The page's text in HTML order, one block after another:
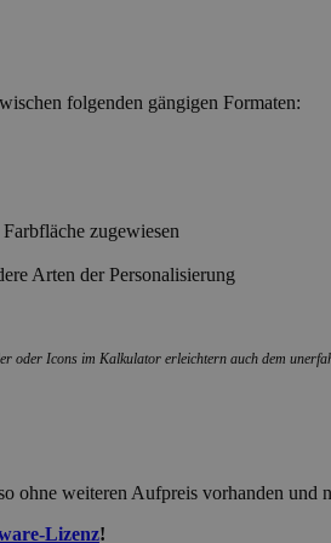
folgenden gängigen Formaten:
zugewiesen
Arten der Personalisierung
oder Icons im Kalkulator erleichtern auch dem
ohne weiteren Aufpreis vorhanden und
Lizenz!